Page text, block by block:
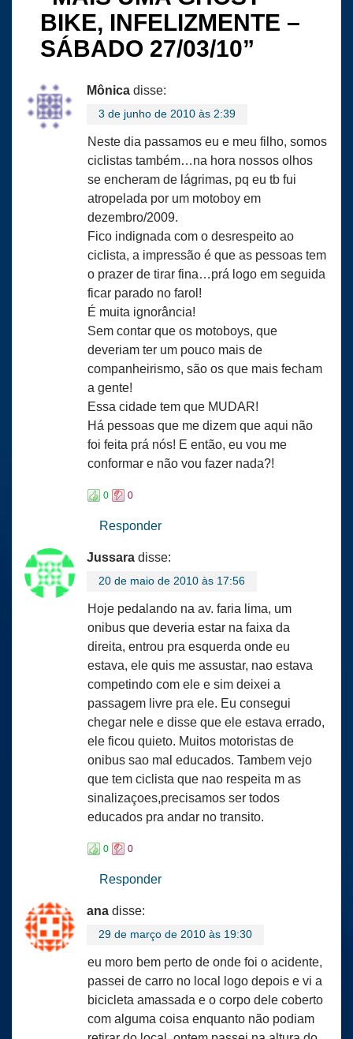
BIKE, INFELIZMENTE –
SÁBADO 27/03/10”
Mônica disse:
3 de junho de 2010 às 2:39
Neste dia passamos eu e meu filho, somos
ciclistas também…na hora nossos olhos
se encheram de lágrimas, pq eu tb fui
atropelada por um motoboy em
dezembro/2009.
Fico indignada com o desrespeito ao
ciclista, a impressão é que as pessoas tem
o prazer de tirar fina…prá logo em seguida
ficar parado no farol!
É muita ignorância!
Sem contar que os motoboys, que
deveriam ter um pouco mais de
companheirismo, são os que mais fecham
a gente!
Essa cidade tem que MUDAR!
Há pessoas que me dizem que aqui não
foi feita prá nós! E então, eu vou me
conformar e não vou fazer nada?!
0 0
Responder
Jussara disse:
20 de maio de 2010 às 17:56
Hoje pedalando na av. faria lima, um
onibus que deveria estar na faixa da
direita, entrou pra esquerda onde eu
estava, ele quis me assustar, nao estava
competindo com ele e sim deixei a
passagem livre pra ele. Eu consegui
chegar nele e disse que ele estava errado,
ele ficou quieto. Muitos motoristas de
onibus sao mal educados. Tambem vejo
que tem ciclista que nao respeita m as
sinalizaçoes,precisamos ser todos
educados pra andar no transito.
0 0
Responder
ana disse:
29 de março de 2010 às 19:30
eu moro bem perto de onde foi o acidente,
passei de carro no local logo depois e vi a
bicicleta amassada e o corpo dele coberto
com alguma coisa enquanto não podiam